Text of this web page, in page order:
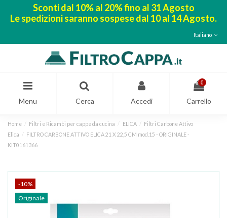
Sconti dal 10% al 20% fino al 31 Agosto
Le spedizioni saranno sospese dal 10 al 14 Agosto.
Italiano
Menu Cerca Accedi
0
Carrello
Home Filtri e Ricambi per cappe da cucina ELICA
Filtri Carbone Attivo
Elica
FILTRO CARBONE ATTIVO ELICA 21 X 22,5 CM mod.15 - ORIGINALE -
KIT0161366
-10%
Originale